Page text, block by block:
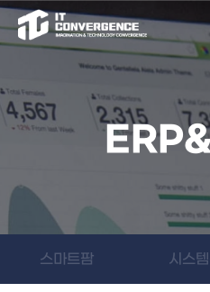
스마트팜 시스